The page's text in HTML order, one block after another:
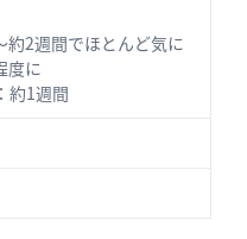
約2週間でほとんど気に
度に
約1週間